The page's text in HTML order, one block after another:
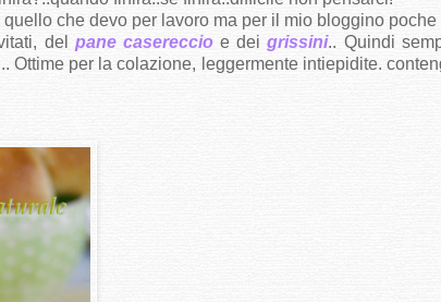
che devo per lavoro ma per il mio bloggino poche
del pane casereccioe deigrissini.. Quindi
per la colazione, leggermente intiepidite.